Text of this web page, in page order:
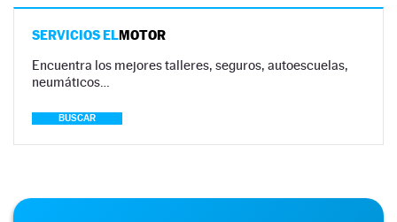
SERVICIOS ELMOTOR
Encuentra los mejores talleres, seguros, autoescuelas,
neumáticos…
BUSCAR